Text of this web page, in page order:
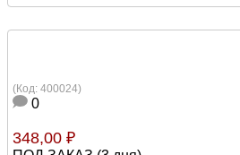
(Код: 400024)
0
348,00 ₽